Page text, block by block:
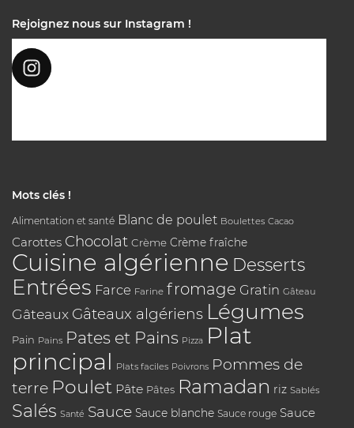
Rejoignez nous sur Instagram !
Mots clés !
Alimentation et santé Blanc de poulet Boulettes Cacao
Carottes Chocolat Crème Crème fraîche
Cuisine algérienne Desserts
Entrées Farce Farine fromage Gratin Gâteau
Gâteaux Gâteaux algériens Légumes
Pain Pains Pates et Pains Pizza Plat
principal Plats faciles Poivrons Pommes de
terre Poulet Pâte Pâtes Ramadan riz Sablés
Salés Santé Sauce Sauce blanche Sauce rouge Sauce